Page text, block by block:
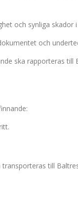
och synliga skador
och
ska rapporteras
till